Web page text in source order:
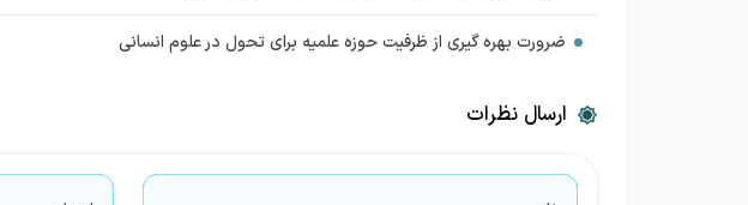
ضرورت بهره گیری از ظرفیت حوزه علمیه برای تحول در علوم انسانی
ارسال نظرات